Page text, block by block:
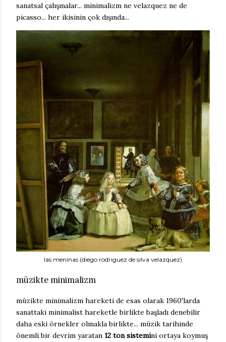
sanatsal çalışmalar... minimalizm ne velazquez ne de
picasso... her ikisinin çok dışında...
las meninas (diego rodriguez de silva velazquez)
müzikte minimalizm
müzikte minimalizm hareketi de esas olarak 1960'larda
sanattaki minimalist hareketle birlikte başladı denebilir
daha eski örnekler olmakla birlikte... müzik tarihinde
önemli bir devrim yaratan 12 ton sistemini ortaya koymuş